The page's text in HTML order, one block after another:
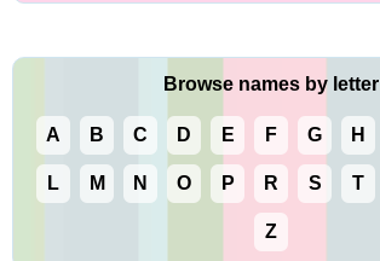
Browse names by letter
A B C D E F G H
L M N O P R S T
Z